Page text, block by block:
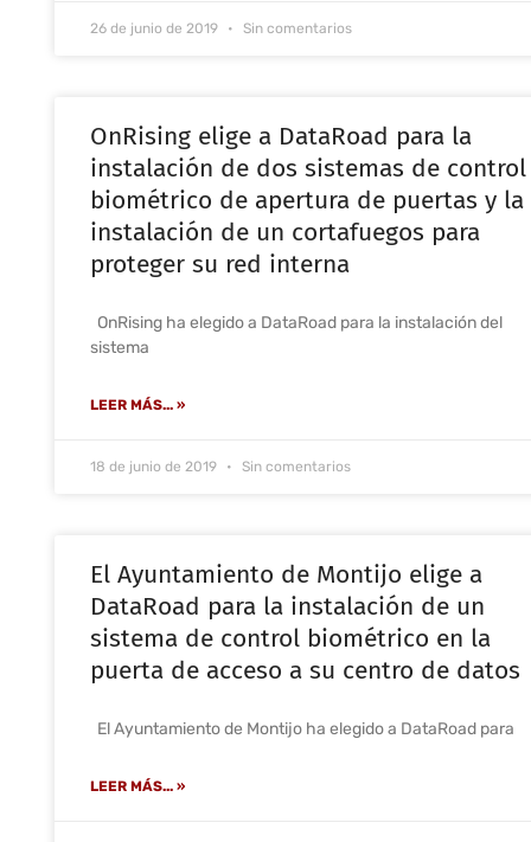
26 de junio de 2019 Sin comentarios
OnRising elige a DataRoad para la
instalación de dos sistemas de control
biométrico de apertura de puertas y la
instalación de un cortafuegos para
proteger su red interna
OnRising ha elegido a DataRoad para la instalación del
sistema
LEER MÁS... »
18 de junio de 2019 Sin comentarios
El Ayuntamiento de Montijo elige a
DataRoad para la instalación de un
sistema de control biométrico en la
puerta de acceso a su centro de datos
El Ayuntamiento de Montijo ha elegido a DataRoad para
LEER MÁS... »